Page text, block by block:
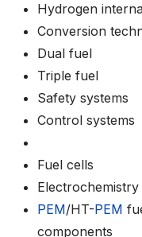
Hydrogen
Conversion
Dual fuel
Triple fuel
Safety systems
Control systems
Fuel cells
PEM/HT-PEM
components